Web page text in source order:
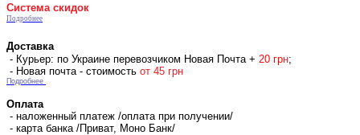
Система скидок
Подробнее
Доставка
- Курьер: по Украине перевозчиком Новая Почта + 20 грн;
- Новая почта - стоимость от 45 грн
Подробнее
Оплата
- наложенный платеж /оплата при получении/
- карта банка /Приват, Моно Банк/